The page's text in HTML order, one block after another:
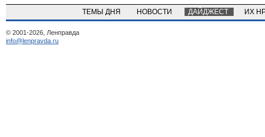
ТЕМЫ ДНЯ НОВОСТИ ДАЙДЖЕСТ ИХ
© 2001-2026, Ленправда
info@lenpravda.ru